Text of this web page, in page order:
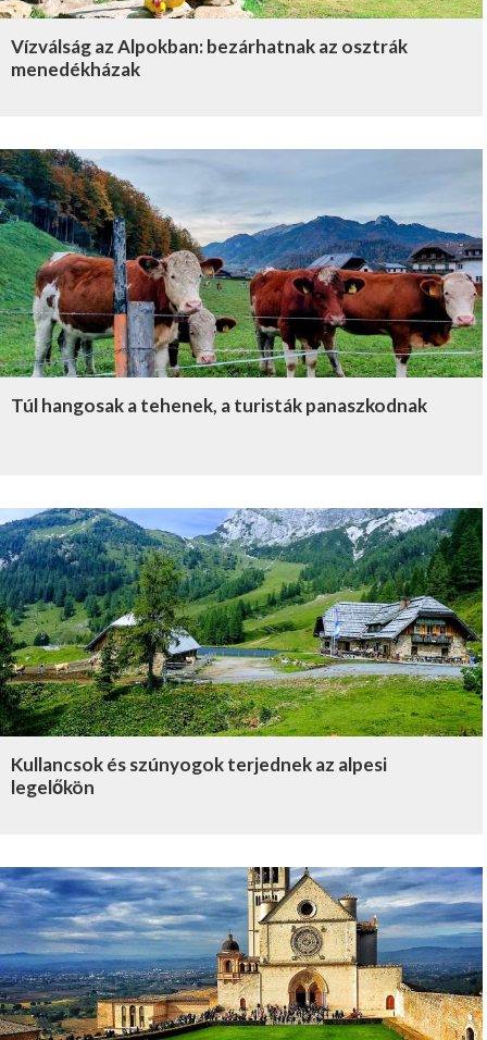
Vízválság az Alpokban: bezárhatnak az osztrák
menedékházak
Túl hangosak a tehenek, a turisták panaszkodnak
Kullancsok és szúnyogok terjednek az alpesi
legelőkön